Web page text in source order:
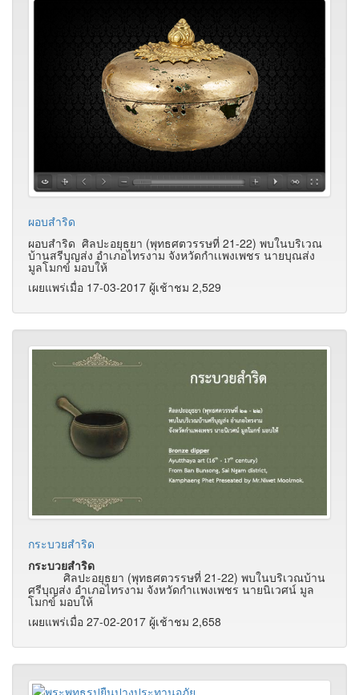
ผอบสำริด
ผอบสำริด ศิลปะอยุธยา (พุทธศตวรรษที่ 21-22) พบในบริเวณ
บ้านสรีบุญส่ง อำเภอไทรงาม จังหวัดกำเเพงเพชร นายบุณส่ง
มูลโมกข์ มอบให้
เผยแพร่เมื่อ 17-03-2017 ผู้เช้าชม 2,529
กระบวยสำริด
กระบวยสำริด
ศิลปะอยุธยา (พุทธศตวรรษที่ 21-22) พบในบริเวณบ้าน
ศรีบุญส่ง อำเภอไทรงาม จังหวัดกำเเพงเพชร นายนิเวศน์ มูล
โมกข์ มอบให้
เผยแพร่เมื่อ 27-02-2017 ผู้เช้าชม 2,658